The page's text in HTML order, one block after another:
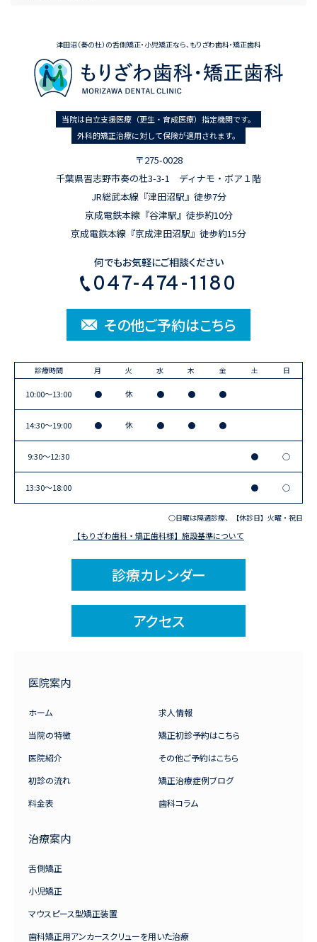
津田沼（奏の杜）の舌側矯正・小児矯正なら、もりざわ歯科・矯正歯科
当院は自立支援医療（更生・育成医療）指定機関です。
外科的矯正治療に対して保険が適用されます。
〒275-0028
千葉県習志野市奏の杜3-3-1 ディナモ・ボア１階
JR総武本線『津田沼駅』徒歩7分
京成電鉄本線『谷津駅』徒歩約10分
京成電鉄本線『京成津田沼駅』徒歩約15分
何でもお気軽にご相談ください
047-474-1180
その他ご予約はこちら
診療時間 月 火 水 木 金 土 日
10:00〜13:00 ● 休 ● ● ●
14:30〜19:00 ● 休 ● ● ●
9:30〜12:30 ● ○
13:30〜18:00 ● ○
○日曜は隔週診療、【休診日】火曜・祝日
【もりざわ歯科・矯正歯科様】施設基準について
診療カレンダー
アクセス
医院案内
ホーム
当院の特徴
医院紹介
初診の流れ
料金表
求人情報
矯正初診予約はこちら
その他ご予約はこちら
矯正治療症例ブログ
歯科コラム
治療案内
舌側矯正
小児矯正
マウスピース型矯正装置
歯科矯正用アンカースクリューを用いた治療